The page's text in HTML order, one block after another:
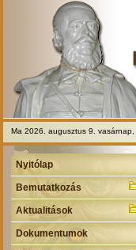
Ma 2026. augusztus 9. vasárnap,
Nyitólap
Bemutatkozás
Aktualitások
Dokumentumok